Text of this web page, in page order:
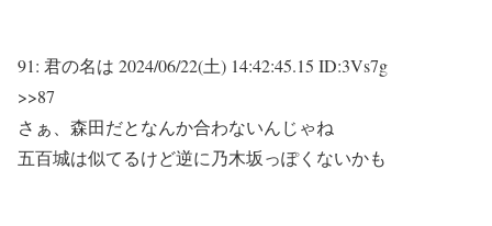
91: 君の名は 2024/06/22(土) 14:42:45.15 ID:3Vs7g
>>87
さぁ、森田だとなんか合わないんじゃね
五百城は似てるけど逆に乃木坂っぽくないかも